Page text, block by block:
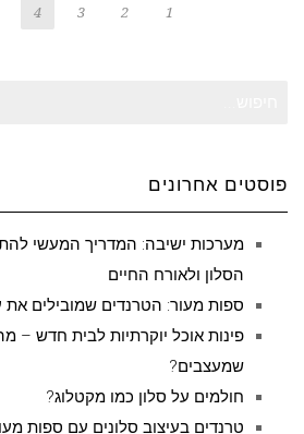
1
2
3
4
פוסטים אחרונים
מערכות ישיבה: המדריך המעשי
הסלון ולאורח החיים
ספות מעור: הטרנדים שמובילים את
פינות אוכל יוקרתיות לבית חדש –
שמעצבים?
חולמים על סלון כמו מקטלוג?
טרנדים בעיצוב סלונים עם ספות